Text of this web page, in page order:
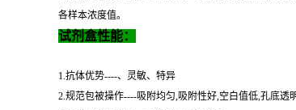
各样本浓度值。
试剂盒性能：
1.抗体优势----、灵敏、特异
2.规范包被操作----吸附均匀,吸附性好,空白值低,孔底透